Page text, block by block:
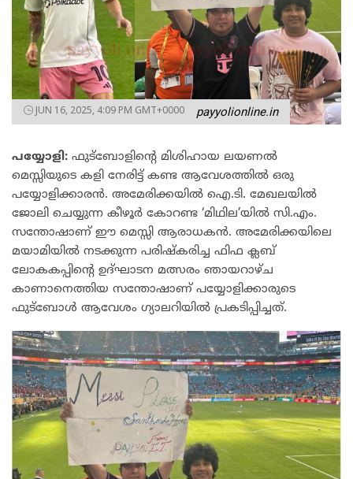
JUN 16, 2025, 4:09 PM GMT+0000 payyolionline.in
പയ്യോളി: ഫുട്ബോളിന്റെ മിശിഹായ ലയണൽ
മെസ്സിയുടെ കളി നേരിട്ട് കണ്ട ആവേശത്തിൽ ഒരു
പയ്യോളിക്കാരൻ. അമേരിക്കയിൽ ഐ.ടി. മേഖലയിൽ
ജോലി ചെയ്യുന്ന കീഴൂർ കോറണ്ട ‘മിഥില’യിൽ സി.എം.
സന്തോഷാണ് ഈ മെസ്സി ആരാധകൻ. അമേരിക്കയിലെ
മയാമിയിൽ നടക്കുന്ന പരിഷ്കരിച്ച ഫിഫ ക്ലബ്
ലോകകപ്പിൻ്റെ ഉദ്ഘാടന മത്സരം ഞായറാഴ്ച
കാണാനെത്തിയ സന്തോഷാണ് പയ്യോളിക്കാരുടെ
ഫുട്ബോൾ ആവേശം ഗ്യാലറിയിൽ പ്രകടിപ്പിച്ചത്.